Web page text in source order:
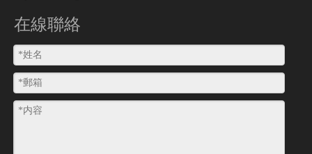
在線聯絡